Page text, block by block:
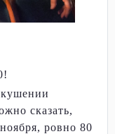
сказать,
ровно 80